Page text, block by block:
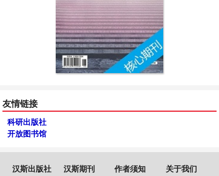
友情链接
科研出版社
开放图书馆
汉斯出版社 汉斯期刊 作者须知 关于我们